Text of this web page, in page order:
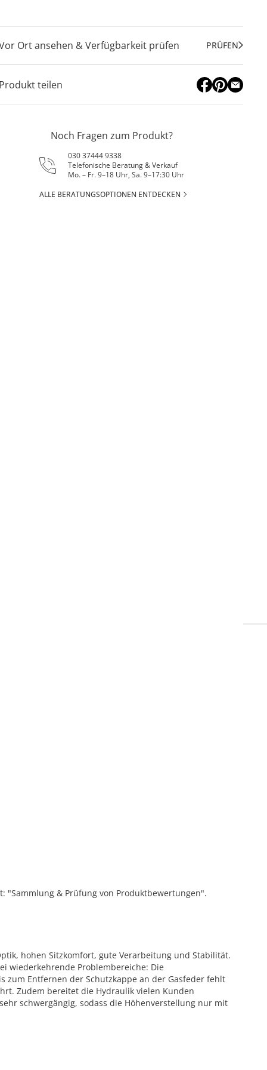
Ort ansehen & Verfügbarkeit prüfen PRÜFEN
teilen
Noch Fragen zum Produkt?
030 37444 9338
Telefonische Beratung & Verkauf
Mo. – Fr. 9–18 Uhr, Sa. 9–17:30 Uhr
ALLE BERATUNGSOPTIONEN ENTDECKEN
& Prüfung von Produktbewertungen".
hohen Sitzkomfort, gute Verarbeitung und Stabilität.
wiederkehrende Problembereiche: Die
Entfernen der Schutzkappe an der Gasfeder fehlt
Zudem bereitet die Hydraulik vielen Kunden
schwergängig, sodass die Höhenverstellung nur mit